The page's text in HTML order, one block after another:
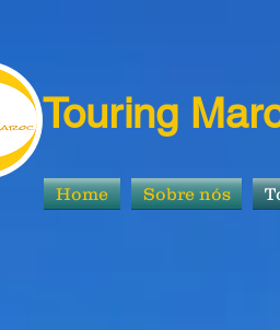
Touring
Home Sobre nós